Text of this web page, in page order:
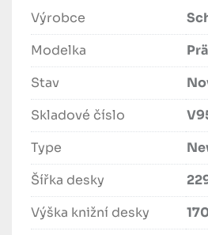
plochy se provádí plně
jsou čistě ohýbány. Přitom
dlouhých hran provádí
skladů pomocí dvou
Manuální přitlačení, které je
naprosto běžné, odpadá.
Šířka knižní desky bez
711 mm
Šířka knižní desky s
660 mm
Výrobce
Modelka
Stav
Skladové číslo
Type
Šířka desky
Výška knižní desky